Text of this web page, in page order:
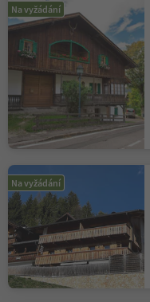
Na vyžádání
Na vyžádání